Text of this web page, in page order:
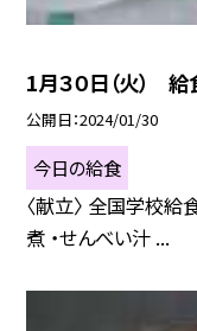
1月３０日（火） 給
公開日 2024/01/30
今日の給食
〈献立〉 全国学校給
煮 ・せんべい汁 ...